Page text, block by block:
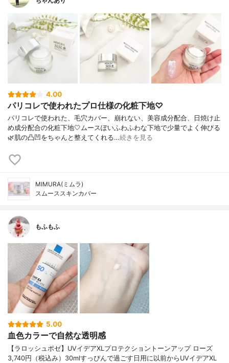
4.00
パリコレで使われたプロ仕様の化粧下地♡
パリコレで使われた、毛穴カバー、崩れない、美容成分配合、日焼け止
め成分配合の化粧下地🤍ムースぽいふわふわな下地で少量でよく伸びる
🌿肌の凸凹をちゃんと整えてくれる…続きを見る
MIMURA(ミムラ)
スムーススキンカバー
もふもふ
5.00
血色カラーで自然な透明感
【ラロッシュポゼ】UVイデアXLプロテクショントーンアップ ローズ
3,740円（税込み）30mlすっぴんで過ごす日用に以前からUVイデアXL